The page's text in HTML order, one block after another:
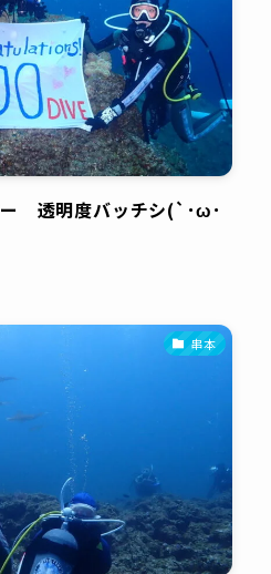
透明度バッチシ(`･ω･
串本